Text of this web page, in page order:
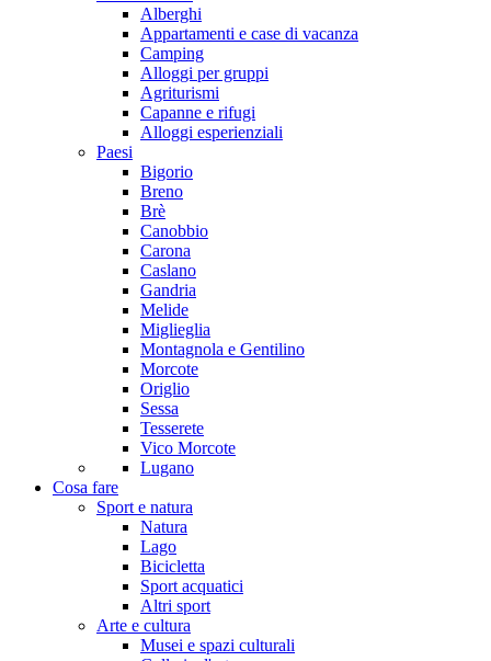
Alberghi
Appartamenti e case di vacanza
Camping
Alloggi per gruppi
Agriturismi
Capanne e rifugi
Alloggi esperienziali
Paesi
Bigorio
Breno
Brè
Canobbio
Carona
Caslano
Gandria
Melide
Miglieglia
Montagnola e Gentilino
Morcote
Origlio
Sessa
Tesserete
Vico Morcote
Lugano
Cosa fare
Sport e natura
Natura
Lago
Bicicletta
Sport acquatici
Altri sport
Arte e cultura
Musei e spazi culturali